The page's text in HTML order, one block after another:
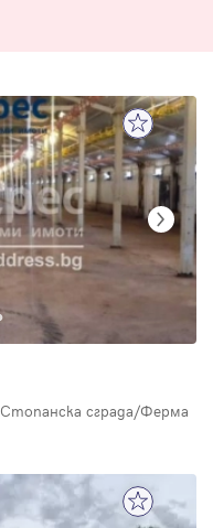
Стопанска сграда/Ферма